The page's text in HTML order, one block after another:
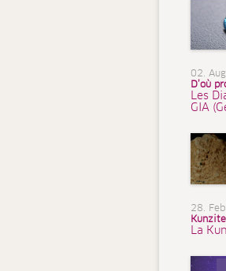
02.
D’où
Les
GIA
28.
La